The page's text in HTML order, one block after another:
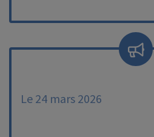
Le 24 mars 2026